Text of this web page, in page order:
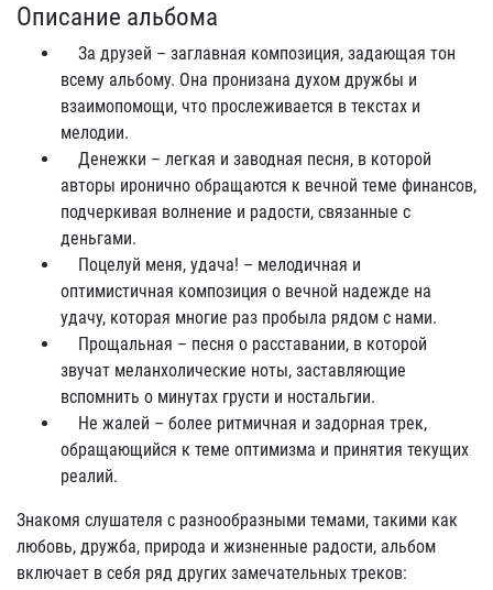
Описание альбома
За друзей – заглавная композиция, задающая тон
всему альбому. Она пронизана духом дружбы и
взаимопомощи, что прослеживается в текстах и
мелодии.
Денежки – легкая и заводная песня, в которой
авторы иронично обращаются к вечной теме финансов,
подчеркивая волнение и радости, связанные с
деньгами.
Поцелуй меня, удача! – мелодичная и
оптимистичная композиция о вечной надежде на
удачу, которая многие раз пробыла рядом с нами.
Прощальная – песня о расставании, в которой
звучат меланхолические ноты, заставляющие
вспомнить о минутах грусти и ностальгии.
Не жалей – более ритмичная и задорная трек,
обращающийся к теме оптимизма и принятия текущих
реалий.
Знакомя слушателя с разнообразными темами, такими как
любовь, дружба, природа и жизненные радости, альбом
включает в себя ряд других замечательных треков: